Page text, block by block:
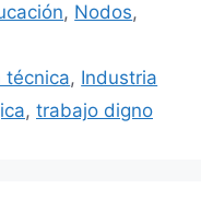
, Nodos,
técnica, Industria
, trabajo digno